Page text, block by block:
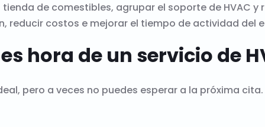
de comestibles, agrupar el soporte de HVAC y
reducir costos e mejorar el tiempo de actividad del
hora de un servicio de
pero a veces no puedes esperar a la próxima